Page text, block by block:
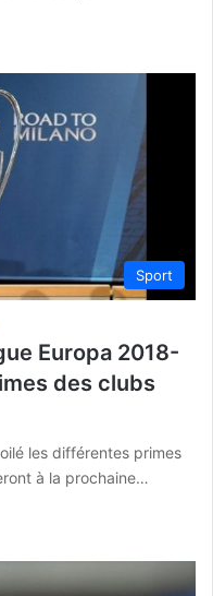
Sport
Europa 2018-
des clubs
les différentes primes
à la prochaine…